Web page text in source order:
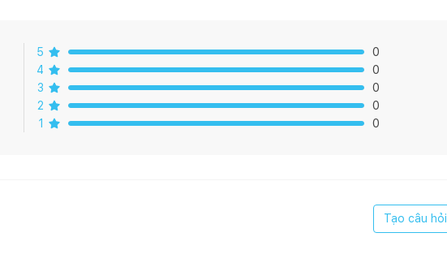
tưởng nhất là từ 15-30 độ C. Cây rất thích hợp trồng với khí hậu ở nước ta
râm, chỉ cần phơi nắng trước 8 giờ sáng để cây không bị cháy nắng
5
0
4
0
3
0
2
0
1
0
Tạo câu hỏi